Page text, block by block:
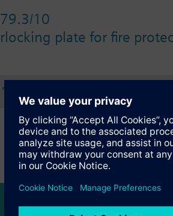
10
plate for fire
Έγγραφα